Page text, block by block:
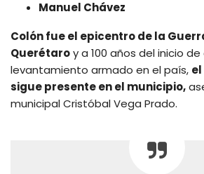
Manuel Chávez
Colón fue el epicentro de la
Querétaroy a 100 años del inicio
levantamiento armado en el país,
sigue presente en el municipio,
municipal Cristóbal Vega Prado.